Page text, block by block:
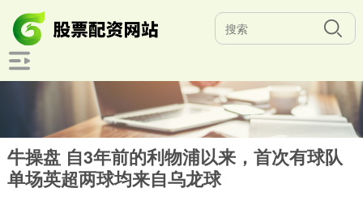
牛操盘 自3年前的利物浦以来，首次有球队
单场英超两球均来自乌龙球